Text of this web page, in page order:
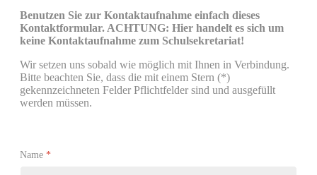
Benutzen Sie zur Kontaktaufnahme einfach dieses
Kontaktformular. ACHTUNG: Hier handelt es sich um
keine Kontaktaufnahme zum Schulsekretariat!
Wir setzen uns sobald wie möglich mit Ihnen in Verbindung.
Bitte beachten Sie, dass die mit einem Stern (*)
gekennzeichneten Felder Pflichtfelder sind und ausgefüllt
werden müssen.
Name *